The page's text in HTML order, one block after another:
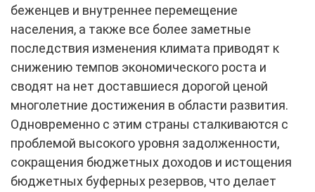
беженцев и внутреннее перемещение
населения, а также все более заметные
последствия изменения климата приводят к
снижению темпов экономического роста и
сводят на нет доставшиеся дорогой ценой
многолетние достижения в области развития.
Одновременно с этим страны сталкиваются с
проблемой высокого уровня задолженности,
сокращения бюджетных доходов и истощения
бюджетных буферных резервов, что делает